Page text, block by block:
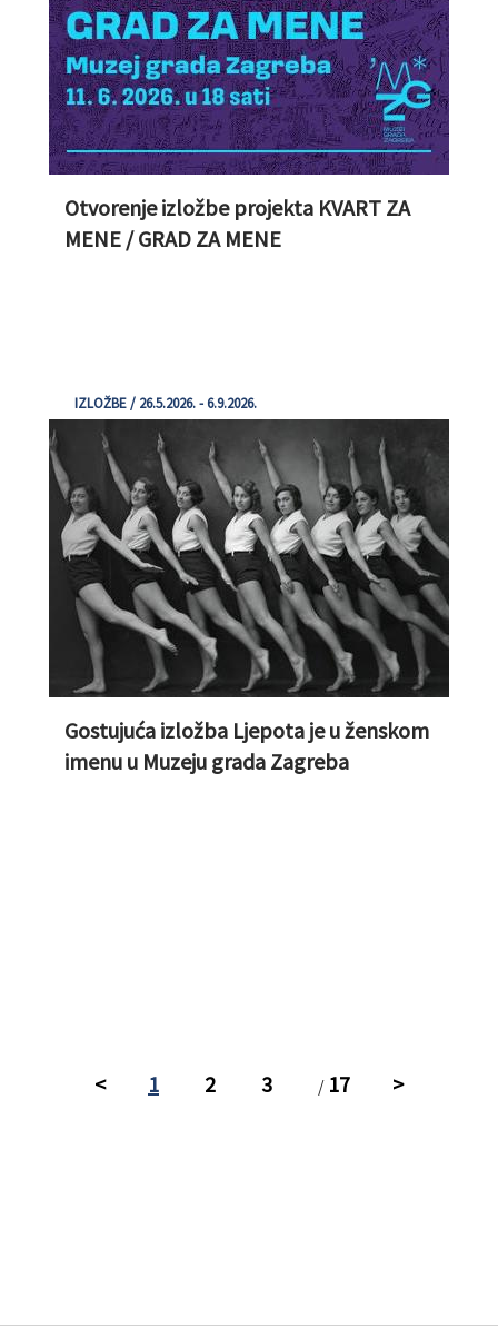
Otvorenje izložbe projekta KVART ZA
MENE / GRAD ZA MENE
IZLOŽBE / 26.5.2026. - 6.9.2026.
Gostujuća izložba Ljepota je u ženskom
imenu u Muzeju grada Zagreba
< 1 2 3 / 17 >